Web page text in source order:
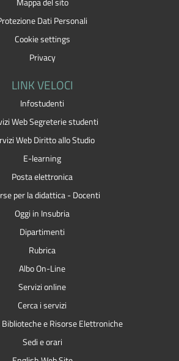
Dati Personali
Cookie settings
Privacy
LINK VELOCI
Infostudenti
Web Segreterie studenti
Web Diritto allo Studio
E-learning
Posta elettronica
per la didattica - Docenti
Oggi in Insubria
Dipartimenti
Rubrica
Albo On-Line
Servizi online
Cerca i servizi
e Risorse Elettroniche
Sedi e orari